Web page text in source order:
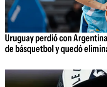
Uruguay perdió con
de básquetbol y quedó